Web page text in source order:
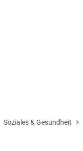
Soziales & Gesundheit